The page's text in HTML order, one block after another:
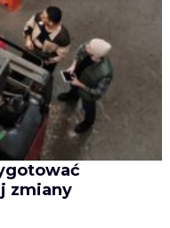
zmiany